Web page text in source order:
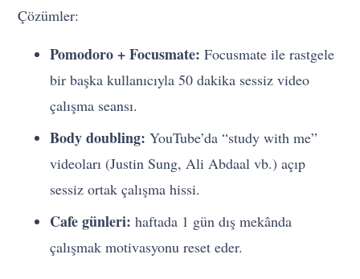
Çözümler:
Pomodoro + Focusmate: Focusmate ile rastgele
bir başka kullanıcıyla 50 dakika sessiz video
çalışma seansı.
Body doubling: YouTube’da “study with me”
videoları (Justin Sung, Ali Abdaal vb.) açıp
sessiz ortak çalışma hissi.
Cafe günleri: haftada 1 gün dış mekânda
çalışmak motivasyonu reset eder.